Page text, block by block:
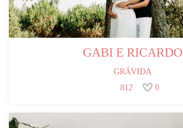
GABI E RICARDO
GRÁVIDA
812
0